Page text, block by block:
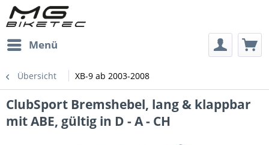
Menü
Übersicht XB-9 ab 2003-2008
ClubSport Bremshebel, lang & klappbar
mit ABE, gültig in D - A - CH